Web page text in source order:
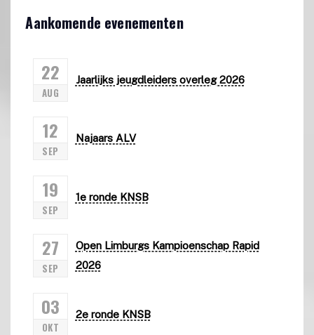
Aankomende evenementen
22
AUG
Jaarlijks jeugdleiders overleg 2026
12
SEP
Najaars ALV
19
SEP
1e ronde KNSB
27
SEP
Open Limburgs Kampioenschap Rapid
2026
03
OKT
2e ronde KNSB